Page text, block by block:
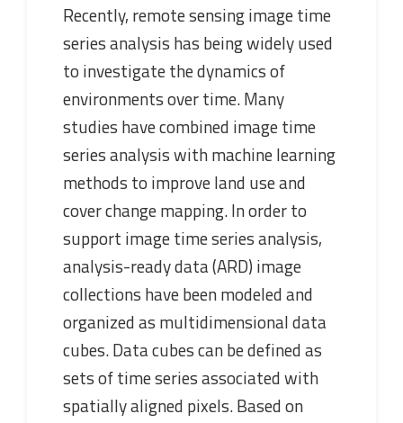
Recently, remote sensing image time
series analysis has being widely used
to investigate the dynamics of
environments over time. Many
studies have combined image time
series analysis with machine learning
methods to improve land use and
cover change mapping. In order to
support image time series analysis,
analysis-ready data (ARD) image
collections have been modeled and
organized as multidimensional data
cubes. Data cubes can be defined as
sets of time series associated with
spatially aligned pixels. Based on